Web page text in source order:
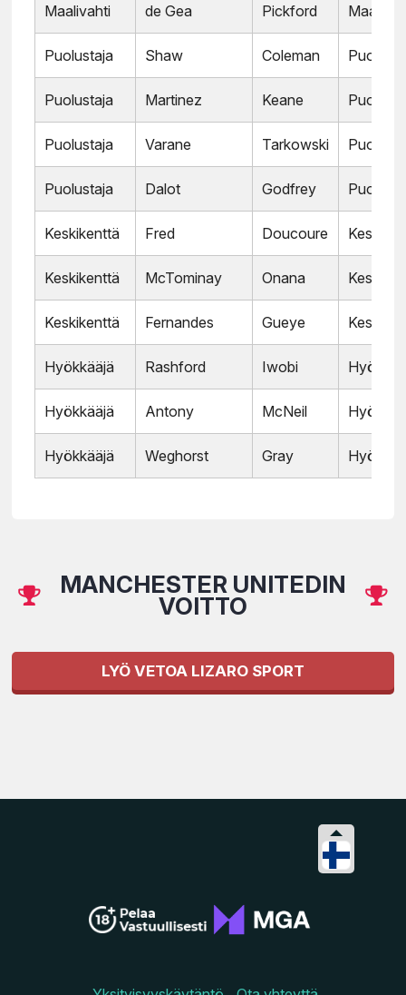
Maalivahti de Gea Pickford
Puolustaja Shaw Coleman
Puolustaja Martinez Keane
Puolustaja Varane Tarkowski
Puolustaja Dalot Godfrey
Keskikenttä Fred Doucoure
Keskikenttä McTominay Onana
Keskikenttä Fernandes Gueye
Hyökkääjä Rashford Iwobi
Hyökkääjä Antony McNeil
Hyökkääjä Weghorst Gray
MANCHESTER UNITEDIN
VOITTO
LYÖ VETOA LIZARO SPORT